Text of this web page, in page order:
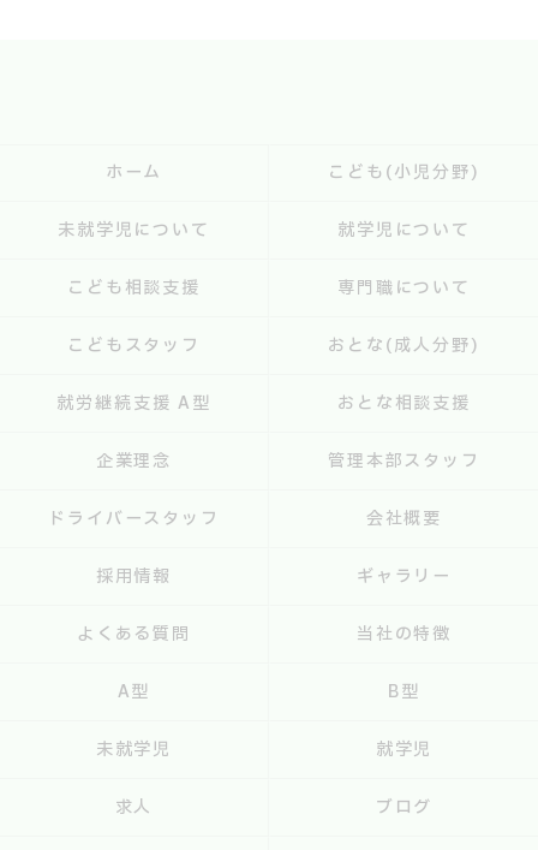
ホーム こども(小児分野)
未就学児について 就学児について
こども相談支援 専門職について
こどもスタッフ おとな(成人分野)
就労継続支援 A型 おとな相談支援
企業理念 管理本部スタッフ
ドライバースタッフ 会社概要
採用情報 ギャラリー
よくある質問 当社の特徴
A型 B型
未就学児 就学児
求人 ブログ